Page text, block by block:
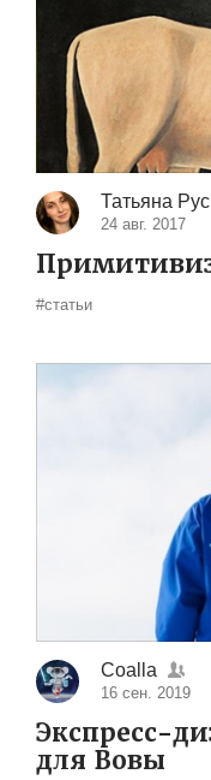
Татьяна
24 авг. 2017
#статьи
Coalla
16 сен. 2019
Экспресс-
для Вовы